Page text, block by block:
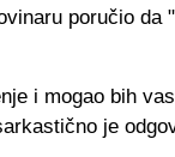
poručio da
i mogao bih
je